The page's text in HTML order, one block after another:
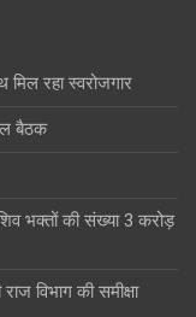
मिल रहा स्वरोजगार
बैठक
भक्तों की संख्या 3 करोड़
विभाग की समीक्षा